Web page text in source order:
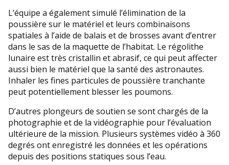
L’équipe a également simulé l’élimination de la
poussière sur le matériel et leurs combinaisons
spatiales à l’aide de balais et de brosses avant d’entrer
dans le sas de la maquette de l’habitat. Le régolithe
lunaire est très cristallin et abrasif, ce qui peut affecter
aussi bien le matériel que la santé des astronautes.
Inhaler les fines particules de poussière tranchante
peut potentiellement blesser les poumons.
D’autres plongeurs de soutien se sont chargés de la
photographie et de la vidéographie pour l’évaluation
ultérieure de la mission. Plusieurs systèmes vidéo à 360
degrés ont enregistré les données et les opérations
depuis des positions statiques sous l’eau.